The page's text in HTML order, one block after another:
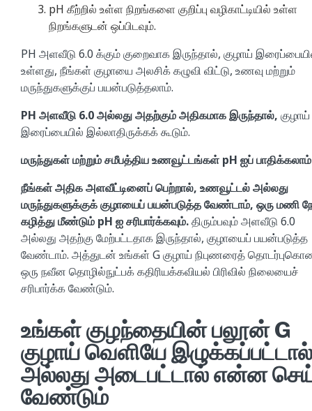
pH கீற்றில் உள்ள நிறங்களை குறிப்பு வழிகாட்டியில் உள்ள
நிறங்களுடன் ஒப்பிடவும்.
PH அளவீடு 6.0 க்கும் குறைவாக இருந்தால், குழாய்
உள்ளது, நீங்கள் குழாயை அலசிக் கழுவி விட்டு, உணவு மற்றும்
மருந்துகளுக்குப் பயன்படுத்தலாம்.
PH அளவீடு 6.0 அல்லது அதற்கும் அதிகமாக இருந்தால், குழாய்
இரைப்பையில் இல்லாதிருக்கக் கூடும்.
மருந்துகள் மற்றும் சமீபத்திய உணவூட்டங்கள் pH ஐப்
நீங்கள் அதிக அளவீட்டினைப் பெற்றால், உணவூட்டல் அல்லது
மருந்துகளுக்குக் குழாயைப் பயன்படுத்த வேண்டாம், ஒரு மணி
கழித்து மீண்டும் pH ஐ சரிபார்க்கவும்.திரும்பவும் அளவீடு 6.0
அல்லது அதற்கு மேற்பட்டதாக இருந்தால், குழாயைப் பயன்படுத்த
வேண்டாம். அத்துடன் உங்கள் G குழாய் நிபுணரைத்
ஒரு நவீன தொழில்நுட்பக் கதிரியக்கவியல் பிரிவில் நிலையைச்
சரிபார்க்க வேண்டும்.
உங்கள் குழந்தையின் பலூன் G
குழாய் வெளியே இழுக்கப்பட்டால்
அல்லது அடைபட்டால் என்ன
வேண்டும்